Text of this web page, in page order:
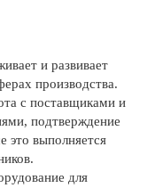
и развивает
производства.
с поставщиками и
подтверждение
это выполняется
для